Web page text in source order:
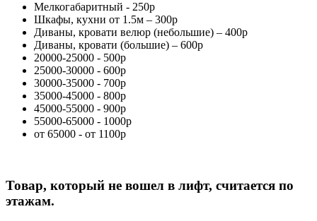
Мелкогабаритный - 250р
Шкафы, кухни от 1.5м – 300р
Диваны, кровати велюр (небольшие) – 400р
Диваны, кровати (большие) – 600р
20000-25000 - 500р
25000-30000 - 600р
30000-35000 - 700р
35000-45000 - 800р
45000-55000 - 900р
55000-65000 - 1000р
от 65000 - от 1100р
Товар, который не вошел в лифт, считается по
этажам.